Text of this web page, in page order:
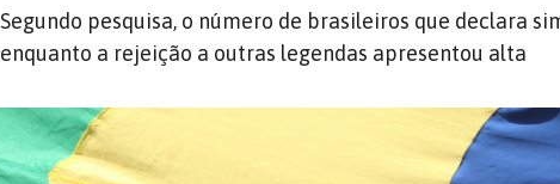
Segundo pesquisa, o número de brasileiros que declara
enquanto a rejeição a outras legendas apresentou alta